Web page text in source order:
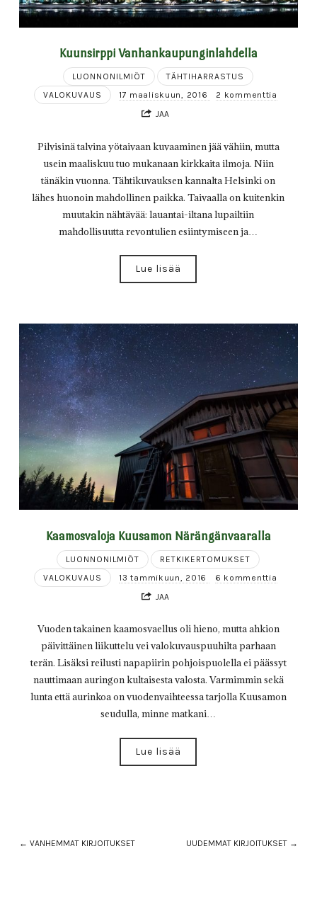
Kuunsirppi Vanhankaupunginlahdella
LUONNONILMIÖT
TÄHTIHARRASTUS
VALOKUVAUS
17 maaliskuun, 2016
2 kommenttia
JAA
Pilvisinä talvina yötaivaan kuvaaminen jää vähiin, mutta
usein maaliskuu tuo mukanaan kirkkaita ilmoja. Niin
tänäkin vuonna. Tähtikuvauksen kannalta Helsinki on
lähes huonoin mahdollinen paikka. Taivaalla on kuitenkin
muutakin nähtävää: lauantai-iltana lupailtiin
mahdollisuutta revontulien esiintymiseen ja…
Lue lisää
Kaamosvaloja Kuusamon Närängänvaaralla
LUONNONILMIÖT
RETKIKERTOMUKSET
VALOKUVAUS
13 tammikuun, 2016
6 kommenttia
JAA
Vuoden takainen kaamosvaellus oli hieno, mutta ahkion
päivittäinen liikuttelu vei valokuvauspuuhilta parhaan
terän. Lisäksi reilusti napapiirin pohjoispuolella ei päässyt
nauttimaan auringon kultaisesta valosta. Varmimmin sekä
lunta että aurinkoa on vuodenvaihteessa tarjolla Kuusamon
seudulla, minne matkani…
Lue lisää
← VANHEMMAT KIRJOITUKSET UUDEMMAT KIRJOITUKSET →